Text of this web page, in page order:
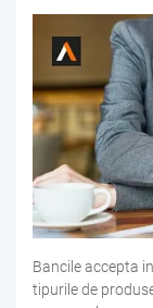
Bancile accepta
tipurile de